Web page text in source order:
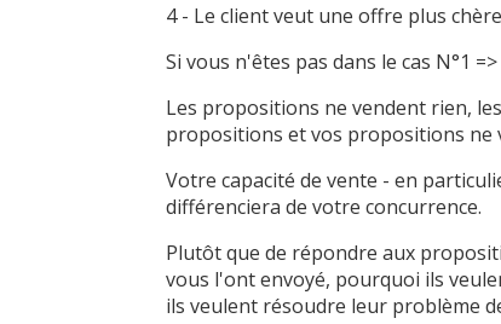
4 - Le client veut une offre plus
Si vous n'êtes pas dans le cas N°1 =>
Les propositions ne vendent rien,
propositions et vos propositions ne
Votre capacité de vente - en
différenciera de votre concurrence.
Plutôt que de répondre aux
vous l'ont envoyé, pourquoi ils
ils veulent résoudre leur problème